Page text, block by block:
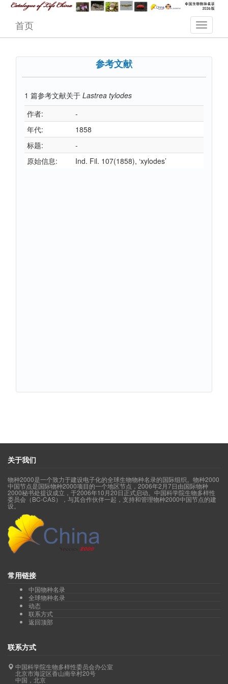
首页
参考文献
1 篇参考文献关于 Lastrea tylodes
作者:
-
年代:
1858
标题:
-
原始信息:
Ind. Fil. 107(1858), ‘xylodes’
关于我们
物种2000是一个致力于建设电子化的全球生物物种名录的国际组织。物种2000
中国节点是国际物种2000项目的一个地区节点，2006年2月7日由国际物种
2000秘书处提议成立，于2006年10月20日正式启动。中国科学院生物多样性
委员会（BC-CAS），与其合作伙伴一起，支持和管理物种2000中国节点的建
设。
常用链接
中国物种名录
全球物种名录
动态
联系方式
返回顶部
联系方式
中国科学院生物多样性委员会办公室
北京市海淀区香山南辛村20号
中国，北京